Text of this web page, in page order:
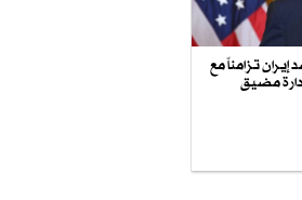
تزامناً مع
مضيق